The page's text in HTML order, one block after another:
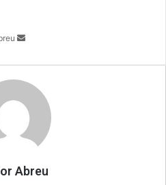
a
i
Abreu